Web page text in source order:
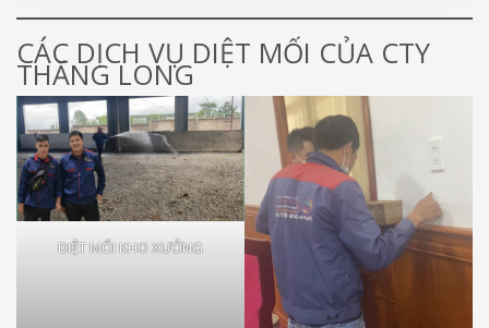
CÁC DỊCH VỤ DIỆT MỐI CỦA CTY
THĂNG LONG
DIỆT MỐI KHO XƯỞNG